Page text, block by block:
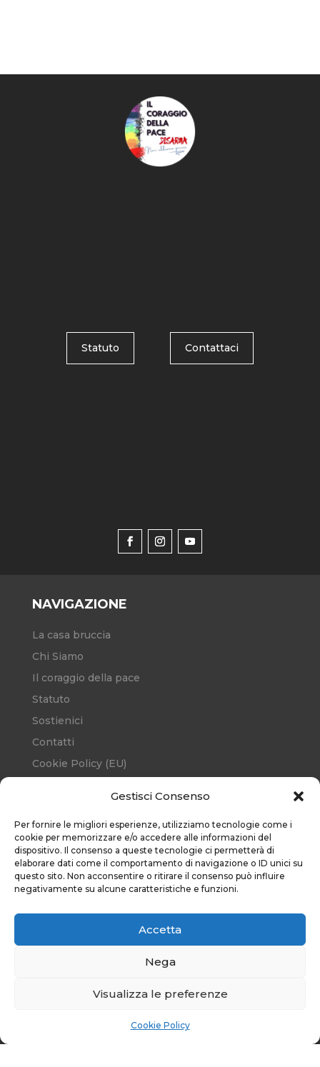
Gestisci Consenso
Per fornire le migliori esperienze, utilizziamo tecnologie come i
cookie per memorizzare e/o accedere alle informazioni del
dispositivo. Il consenso a queste tecnologie ci permetterà di
elaborare dati come il comportamento di navigazione o ID unici su
questo sito. Non acconsentire o ritirare il consenso può influire
negativamente su alcune caratteristiche e funzioni.
Accetta
Nega
Visualizza le preferenze
Cookie Policy
Statuto Contattaci
NAVIGAZIONE
La casa bruccia
Chi Siamo
Il coraggio della pace
Statuto
Sostienici
Contatti
Cookie Policy (EU)
Iscriviti alla nostra
newsletter
anteprima notizie esclusive, inviti a eventi
iniziative che fanno la differenza. Non
integrante del nostro viaggio verso un